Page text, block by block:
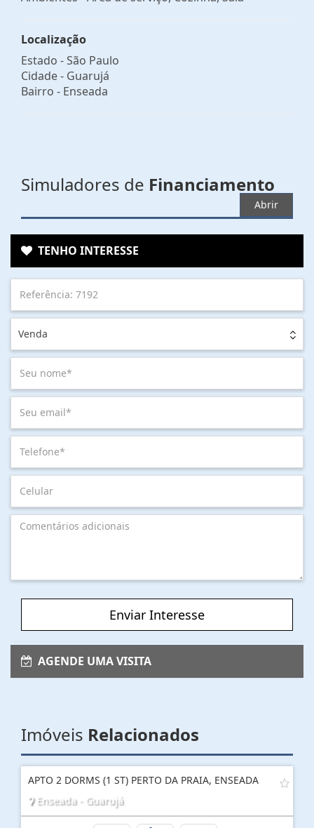
Localização
Estado -São Paulo
Cidade - Guarujá
Bairro - Enseada
Simuladores de Financiamento
Abrir
TENHO INTERESSE
Venda
Enviar Interesse
AGENDE UMA VISITA
Imóveis Relacionados
APTO 2 DORMS (1 ST) PERTO DA PRAIA, ENSEADA
Enseada - Guarujá